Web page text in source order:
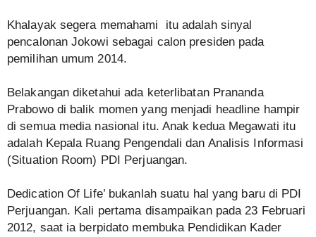
Khalayak segera memahami itu adalah sinyal
pencalonan Jokowi sebagai calon presiden pada
pemilihan umum 2014.
Belakangan diketahui ada keterlibatan Prananda
Prabowo di balik momen yang menjadi headline hampir
di semua media nasional itu. Anak kedua Megawati itu
adalah Kepala Ruang Pengendali dan Analisis Informasi
(Situation Room) PDI Perjuangan.
Dedication Of Life’ bukanlah suatu hal yang baru di PDI
Perjuangan. Kali pertama disampaikan pada 23 Februari
2012, saat ia berpidato membuka Pendidikan Kader